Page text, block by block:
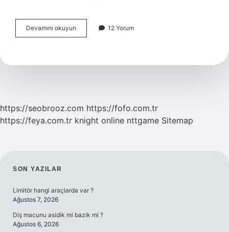
Devamını okuyun
Yakin
12 Yorum
https://seobrooz.com https://fofo.com.tr
https://feya.com.tr knight online nttgame Sitemap
SIDEBAR
SON YAZILAR
Limitör hangi araçlarda var ?
Ağustos 7, 2026
Diş macunu asidik mi bazik mi ?
Ağustos 6, 2026